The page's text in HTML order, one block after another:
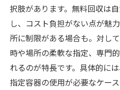
択肢があります。無料回収は
し、コスト負担がない点が魅
所に制限がある場合も。対し
時や場所の柔軟な指定、専門
れるのが特長です。具体的に
指定容器の使用が必要なケー